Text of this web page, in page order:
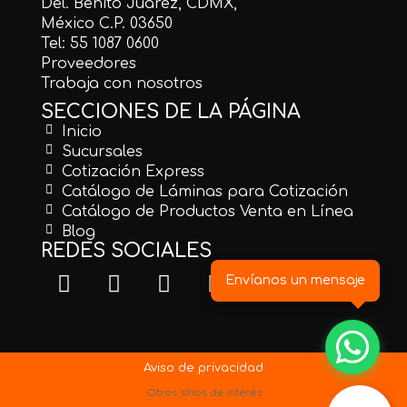
Del. Benito Juárez, CDMX,
México C.P. 03650
Tel: 55 1087 0600
Proveedores
Trabaja con nosotros
SECCIONES DE LA PÁGINA
Inicio
Sucursales
Cotización Express
Catálogo de Láminas para Cotización
Catálogo de Productos Venta en Línea
Blog
REDES SOCIALES
Aviso de privacidad
Otros sitios de interés
Envíanos un mensaje